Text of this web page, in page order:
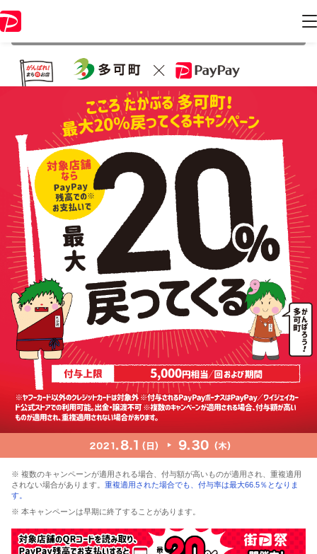
情報はキャンペーン終了時点のものになります。
※ 複数のキャンペーンが適用される場合、付与額が高いものが適用され、重複適用
されない場合があります。 重複適用された場合でも、付与率は最大66.5％となりま
す。
※ 本キャンペーンは早期に終了することがあります。